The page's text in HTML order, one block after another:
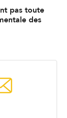
pas toute
des